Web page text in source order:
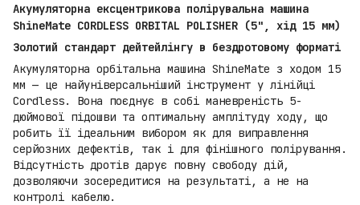
Акумуляторна ексцентрикова полірувальна машина
ShineMate CORDLESS ORBITAL POLISHER (5", хід 15 мм)
Золотий стандарт дейтейлінгу в бездротовому форматі
Акумуляторна орбітальна машина ShineMate з ходом 15
мм — це найуніверсальніший інструмент у лінійці
Cordless. Вона поєднує в собі маневреність 5-
дюймової підошви та оптимальну амплітуду ходу, що
робить її ідеальним вибором як для виправлення
серйозних дефектів, так і для фінішного полірування.
Відсутність дротів дарує повну свободу дій,
дозволяючи зосередитися на результаті, а не на
контролі кабелю.